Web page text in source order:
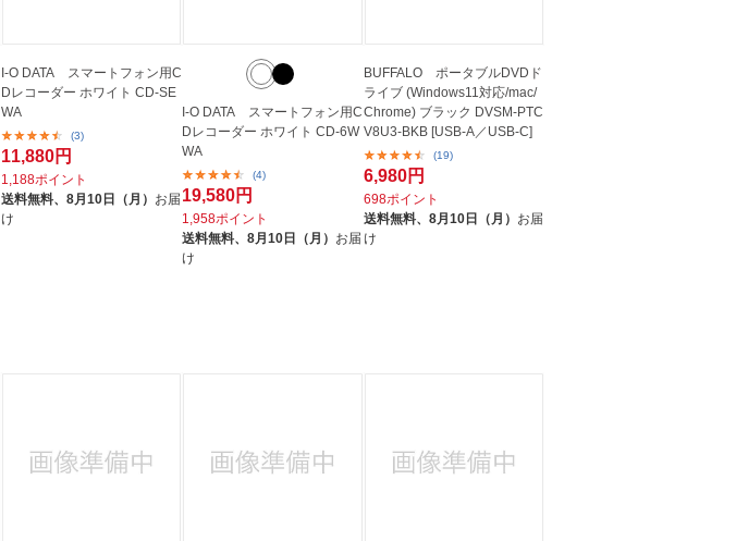
I-O DATA スマートフォン用C
Dレコーダー ホワイト CD-SE
WA
(3)
11,880円
1,188ポイント
送料無料、 8月10日（月） お届
け
I-O DATA スマートフォン用C
Dレコーダー ホワイト CD-6W
WA
(4)
19,580円
1,958ポイント
送料無料、8月10日（月） お届
け
BUFFALO ポータブルDVDド
ライブ (Windows11対応/mac/
Chrome) ブラック DVSM-PTC
V8U3-BKB [USB-A／USB-C]
(19)
6,980円
698ポイント
送料無料、 8月10日（月） お届
け